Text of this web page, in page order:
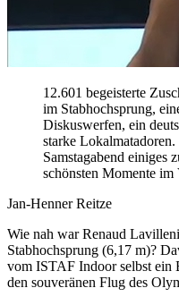
12.601 begeisterte
im Stabhochsprung,
Diskuswerfen, ein
starke
Samstagabend einiges
schönsten Momente
Jan-Henner Reitze
Wie nah war Renaud
Stabhochsprung (6,17 m)?
vom ISTAF Indoor selbst ein
den souveränen Flug des